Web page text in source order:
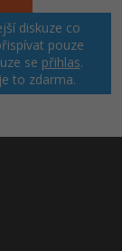
diskuze co
pouze
se přihlas.
to zdarma.